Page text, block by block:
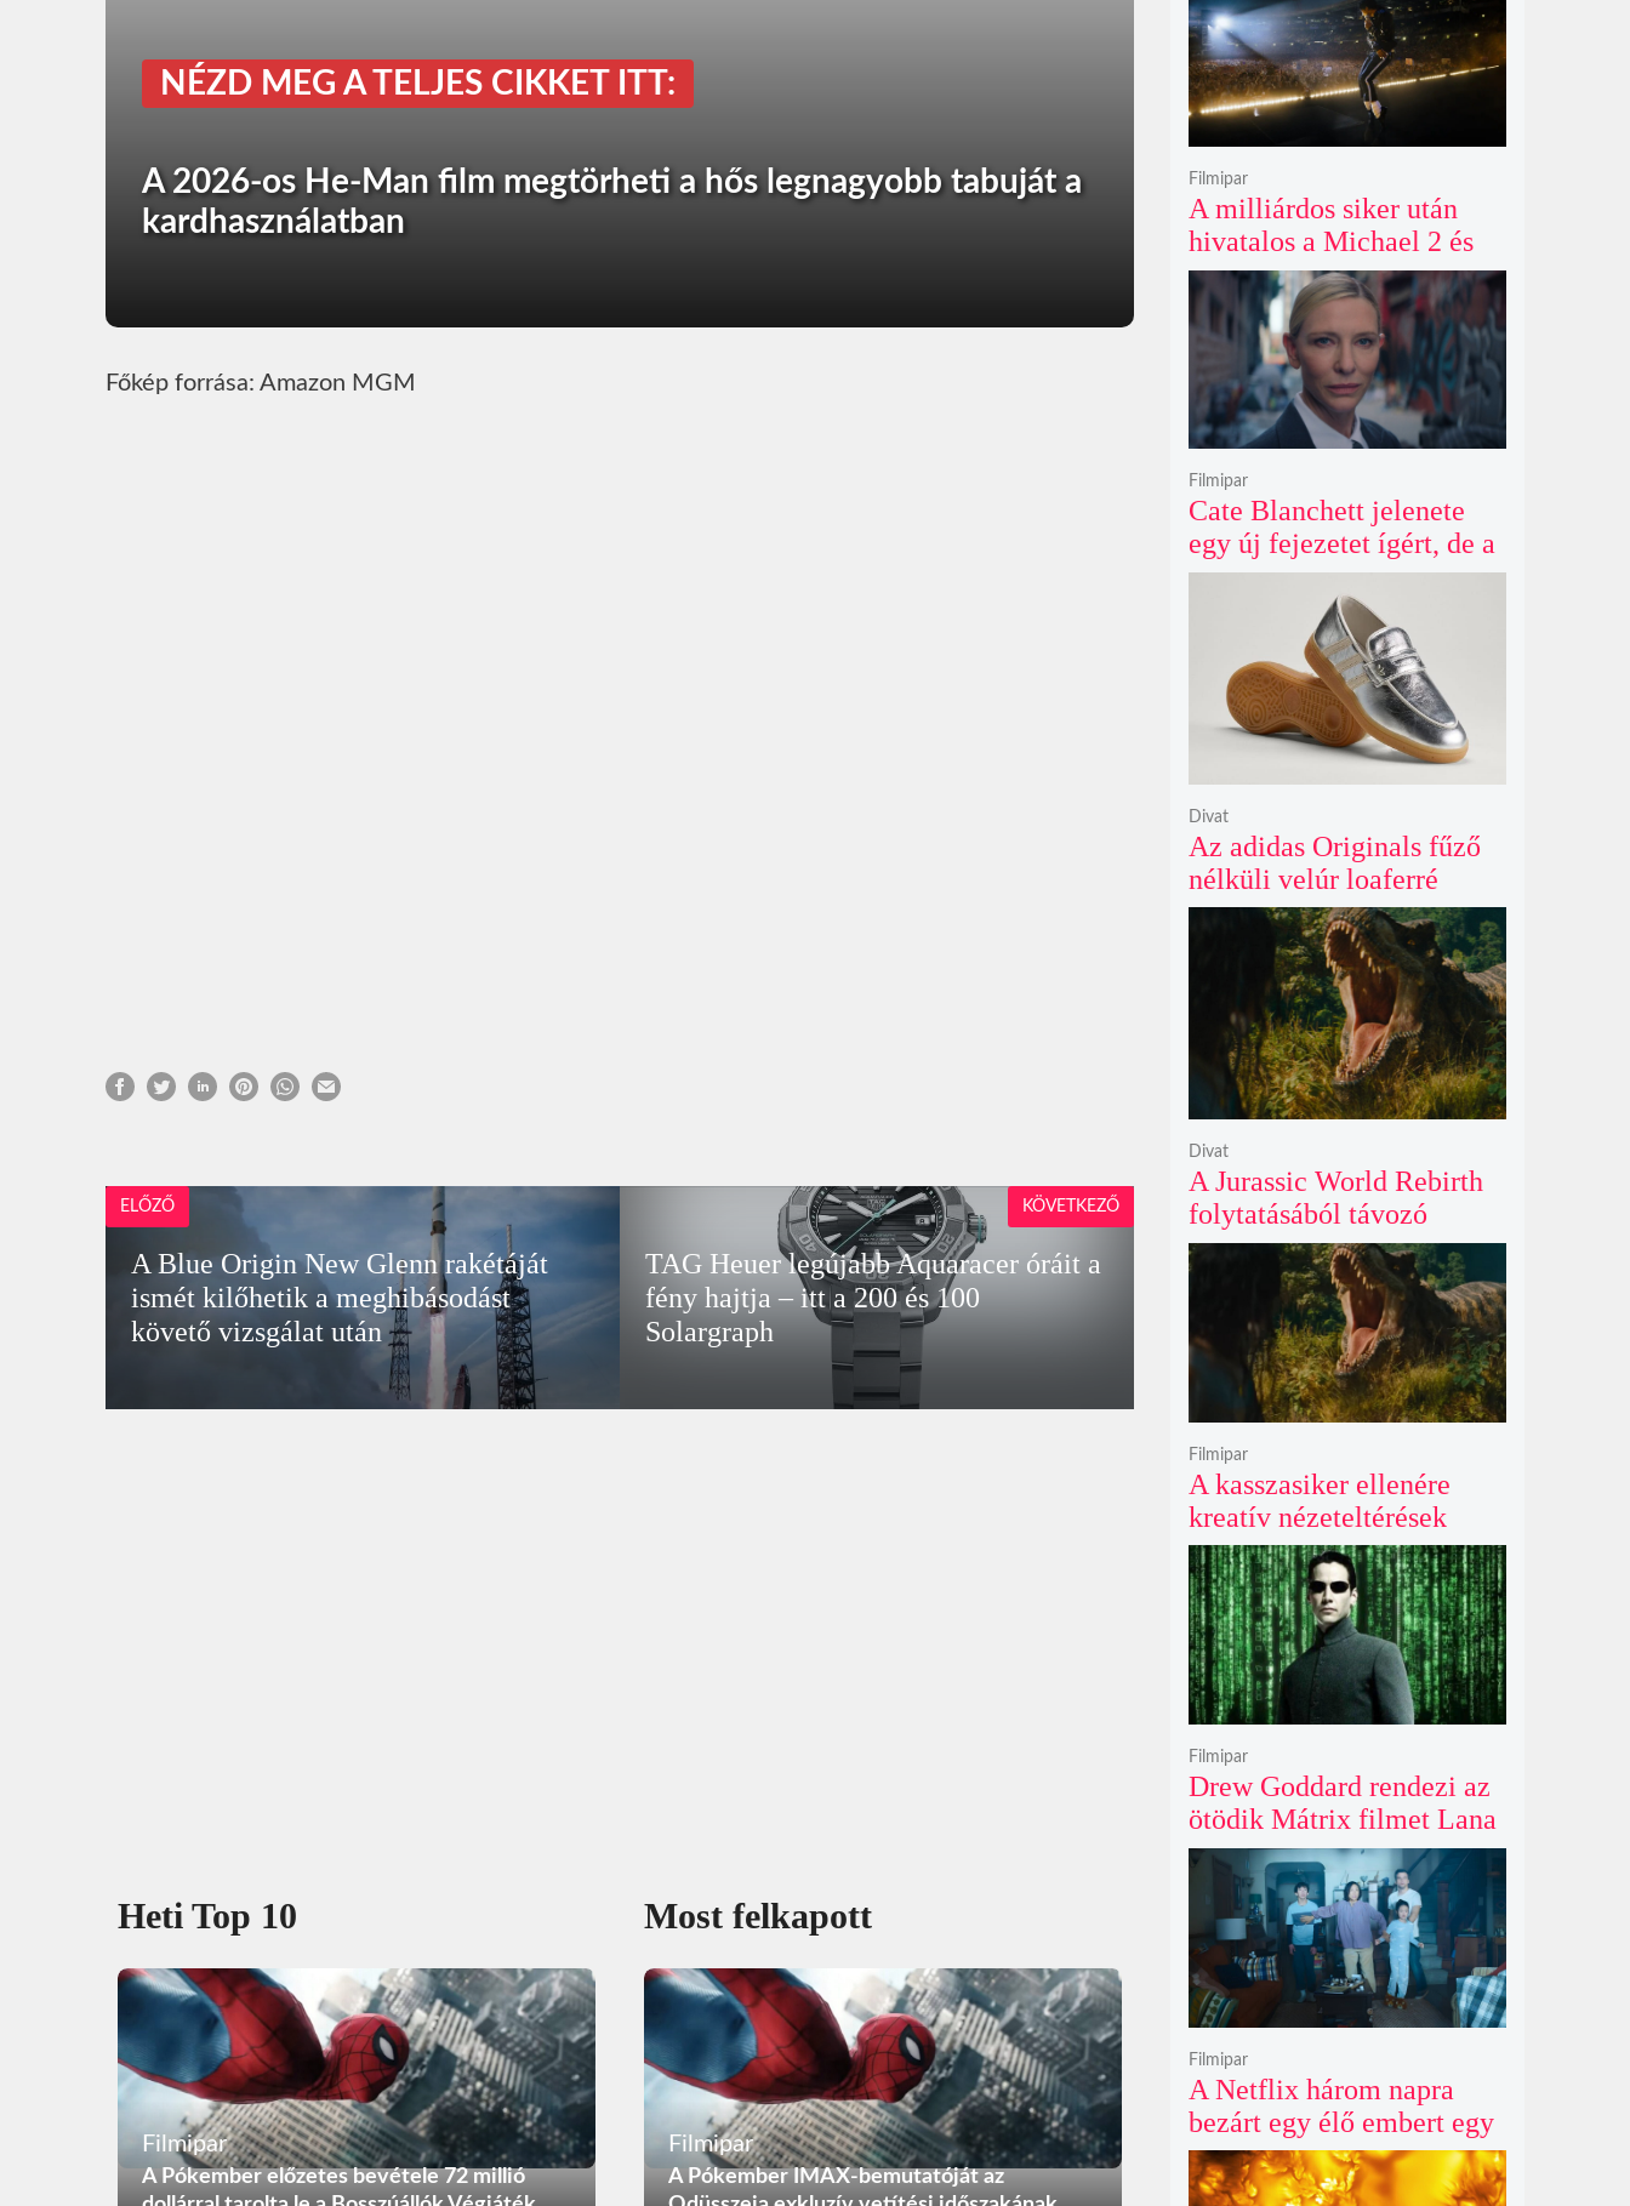
NÉZD MEG A TELJES CIKKET ITT:
A 2026-os He-Man film megtörheti a hős legnagyobb tabuját a
kardhasználatban
Főkép forrása: Amazon MGM
ELŐZŐ
A Blue Origin New Glenn rakétáját
ismét kilőhetik a meghibásodást
követő vizsgálat után
TAG Heuer legújabb Aquaracer óráit a
fény hajtja – itt a 200 és 100
Solargraph
KÖVETKEZŐ
Heti Top 10
Filmipar
A Pókember előzetes bevétele 72 millió
Most felkapott
Filmipar
A Pókember IMAX-bemutatóját az
A milliárdos siker után
hivatalos a Michael 2 és
már a bemutató éve is
megvan
Filmipar
Cate Blanchett jelenete
egy új fejezetet ígért, de a
Netflix törölte David
Fincher Squid Game
Filmipar
Az adidas Originals fűző
nélküli velúr loaferré
alakította a legendás
Handball Spezial modellt
Divat
A Jurassic World Rebirth
folytatásából távozó
Gareth Edwards mögött
kreatív ellentétek és AI-
vita is állhat
Divat
A kasszasiker ellenére
kreatív nézeteltérések
miatt távozik Gareth
Edwards, új rendezőt keres
a Jurassic World 5
Filmipar
Drew Goddard rendezi az
ötödik Mátrix filmet Lana
Wachowski produceri
felügyelete mellett, és
egyre nagyobb a remény
Keanu Reeves
visszatérésére
Filmipar
A Netflix három napra
bezárt egy élő embert egy
óriásplakátba az új
horrorfilmje kedvéért
Filmipar